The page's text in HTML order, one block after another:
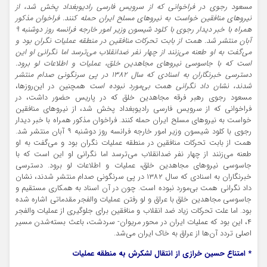
مسعود رجوی در فراخوانی که از سرویس فارسی رادیوبغداد پخش شد، از
نیروهای منافقین خواست به نیروهای مسلح ایران حمله کنند. فراخوان مذکور
همراه با خبر دیدار رجوی با کلود شیسون وزیر امور خارجه فرانسه روز دوشنبه ۹
آبان منتشر شد. همت از بابت تحرکات منافقین در منطقه عملیات نگران بود و
می‌گفت به او طعنه می‌زنند از چهار نفر ضدانقلاب می‌ترسد اما نگرانی او این
است که با جاسوسی نیروهای مجاهدین خلق، عملیات و اطلاعات لو برود.
دسترسی خبرنگاران به اسنادی که سال ۱۳۸۲ در پی سرنگونی صدام منتشر
شدند، نشان داد نگرانی همت بی‌مورد نبوده است همچنین در این‌روزها،
مسعود رجوی رهبر فرقه مجاهدین خلق که در پاریس حضور داشت، در
فراخوانی که از سرویس فارسی رادیوبغداد پخش شد، از نیروهای منافقین
خواست به نیروهای مسلح ایران حمله کنند. فراخوان مذکور همراه با خبر دیدار
رجوی با کلود شیسون وزیر امور خارجه فرانسه روز دوشنبه ۹ آبان منتشر شد.
همت از بابت تحرکات منافقین در منطقه عملیات نگران بود و می‌گفت به او
طعنه می‌زنند از چهار نفر ضدانقلاب می‌ترسد اما نگرانی او این است که با
جاسوسی نیروهای مجاهدین خلق، عملیات و اطلاعات لو برود. دسترسی
خبرنگاران به اسنادی که سال ۱۳۸۲ در پی سرنگونی صدام منتشر شدند، نشان
داد نگرانی همت بی‌مورد نبوده است. چون در آن اسناد به همکاری مستقیم و
جاسوسی مجاهدین خلق با عراق و لو رفتن عملیات والفجر مقدماتی اشاره شده
بود. اما علت تحرکات زیاد ضد انقلاب و منافقین برای جلوگیری از عملیات والفجر
۴، این بود که عملیات ایران در محور مریوان- سردشت، باعث بسته‌شدن مسیر
اصلی تردد آن‌ها از عراق به خاک ایران می‌شد.
* امتناع حسین خرازی از انتقال لشکرش به منطقه عملیات